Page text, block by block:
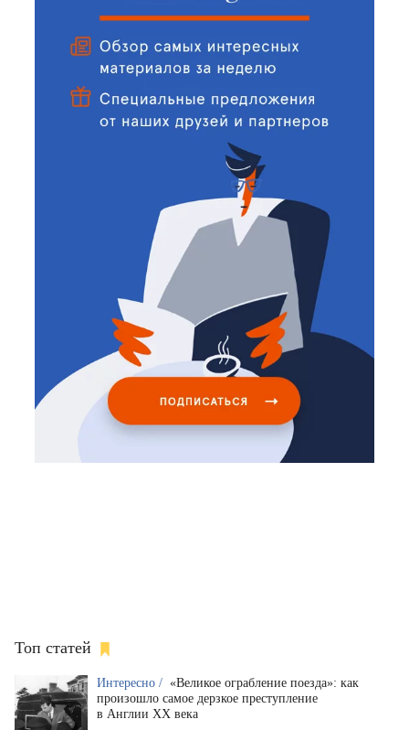
Топ статей
Интересно / «Великое ограбление поезда»: как
произошло самое дерзкое преступление
в Англии XX века